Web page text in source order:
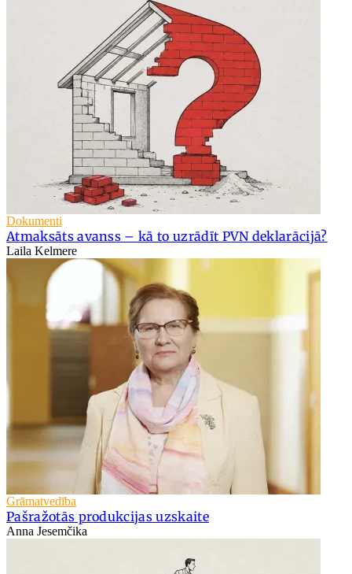
Dokumenti
Atmaksāts avanss – kā to uzrādīt PVN deklarācijā?
Laila Kelmere
Grāmatvedība
Pašražotās produkcijas uzskaite
Anna Jesemčika